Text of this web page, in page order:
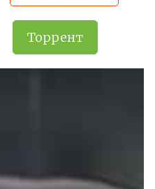
Торрент